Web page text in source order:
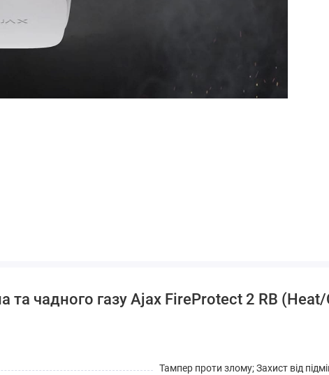
та чадного газу Ajax FireProtect 2 RB
Тампер проти злому; Захист від